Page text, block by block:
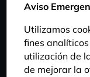
Aviso
Utilizamos
fines
utilización de
de mejorar la